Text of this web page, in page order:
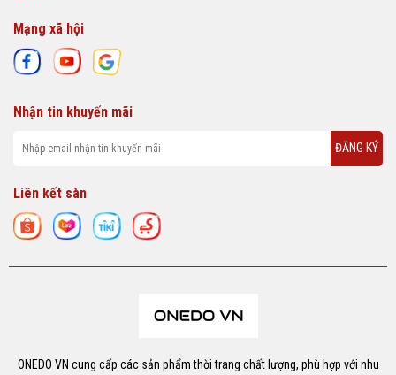
Mạng xã hội
Nhận tin khuyến mãi
ĐĂNG KÝ
Liên kết sàn
ONEDO VN cung cấp các sản phẩm thời trang chất lượng, phù hợp với nhu